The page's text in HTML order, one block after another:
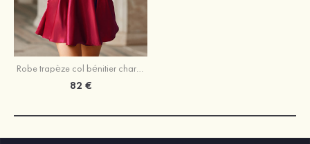
Robe trapèze col bénitier charmeuse courte/mini robe de fête de la rentrée
82 €